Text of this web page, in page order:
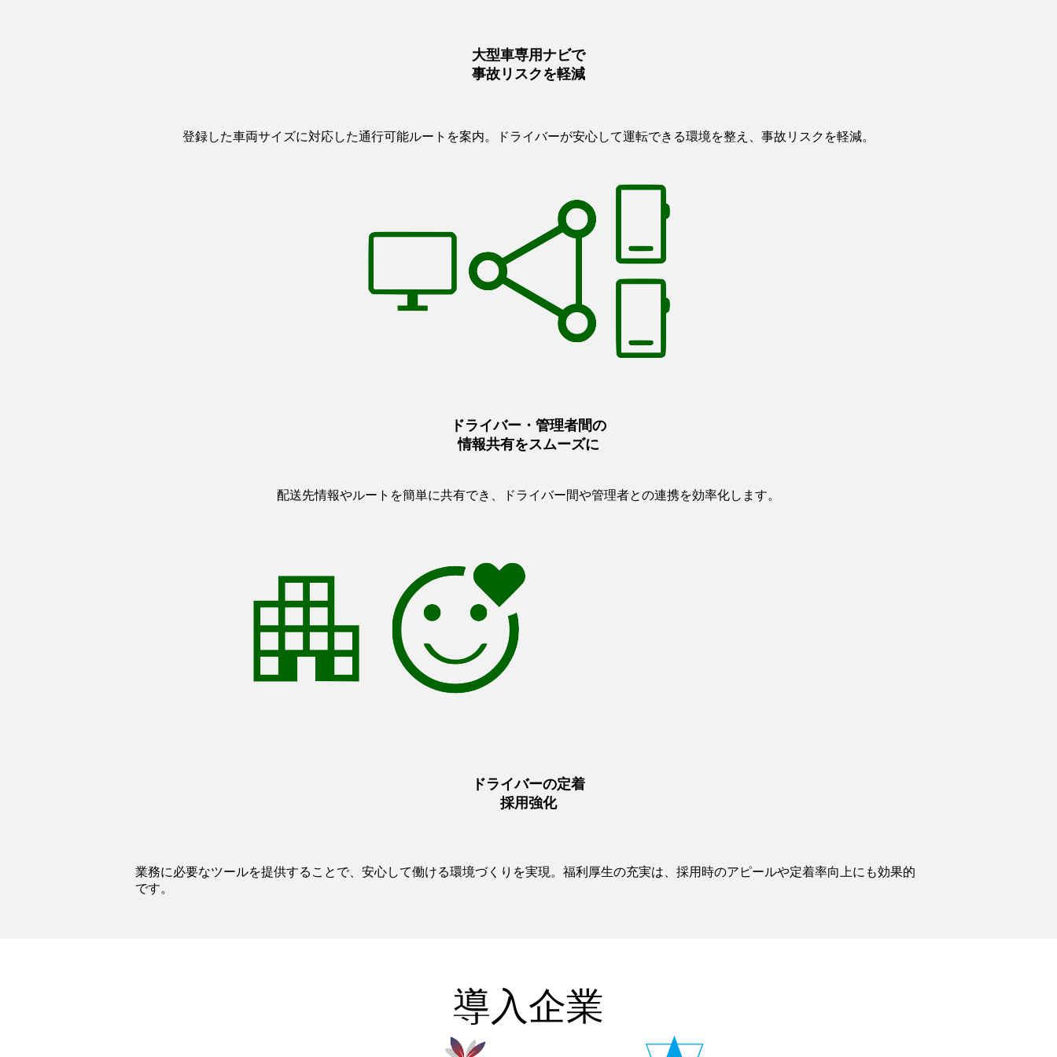
大型車専用ナビで
事故リスクを軽減
登録した車両サイズに対応した通行可能ルートを案内。ドライバーが安心して運転できる環境を整え、事故リスクを軽減。
ドライバー・管理者間の
情報共有をスムーズに
配送先情報やルートを簡単に共有でき、ドライバー間や管理者との連携を効率化します。
ドライバーの定着
採用強化
業務に必要なツールを提供することで、安心して働ける環境づくりを実現。福利厚生の充実は、採用時のアピールや定着率向上にも効果的
です。
導入企業